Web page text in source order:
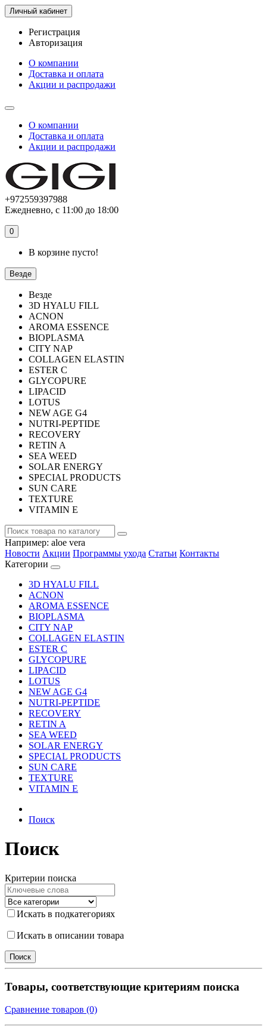
Личный кабинет
Регистрация
Авторизация
О компании
Доставка и оплата
Акции и распродажи
О компании
Доставка и оплата
Акции и распродажи
+972559397988
Ежедневно, с 11:00 до 18:00
0
В корзине пусто!
Везде
Везде
3D HYALU FILL
ACNON
AROMA ESSENCE
BIOPLASMA
CITY NAP
COLLAGEN ELASTIN
ESTER C
GLYCOPURE
LIPACID
LOTUS
NEW AGE G4
NUTRI-PEPTIDE
RECOVERY
RETIN A
SEA WEED
SOLAR ENERGY
SPECIAL PRODUCTS
SUN CARE
TEXTURE
VITAMIN E
Например: aloe vera
Новости Акции Программы ухода Статьи Контакты
Категории
3D HYALU FILL
ACNON
AROMA ESSENCE
BIOPLASMA
CITY NAP
COLLAGEN ELASTIN
ESTER C
GLYCOPURE
LIPACID
LOTUS
NEW AGE G4
NUTRI-PEPTIDE
RECOVERY
RETIN A
SEA WEED
SOLAR ENERGY
SPECIAL PRODUCTS
SUN CARE
TEXTURE
VITAMIN E
Поиск
Поиск
Критерии поиска
Искать в подкатегориях
Искать в описании товара
Товары, соответствующие критериям поиска
Сравнение товаров (0)